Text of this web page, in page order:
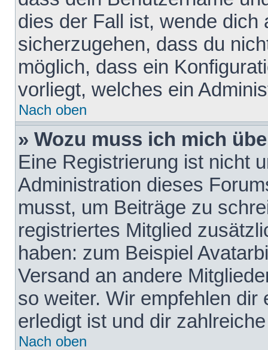
dies der Fall ist, wende dich
sicherzugehen, dass du
möglich, dass ein
vorliegt, welches ein
Nach oben
» Wozu muss ich mich
Eine Registrierung ist nicht
Administration dieses
musst, um Beiträge zu
registriertes Mitglied
haben: zum Beispiel
Versand an andere
so weiter. Wir empfehlen
erledigt ist und dir
Nach oben